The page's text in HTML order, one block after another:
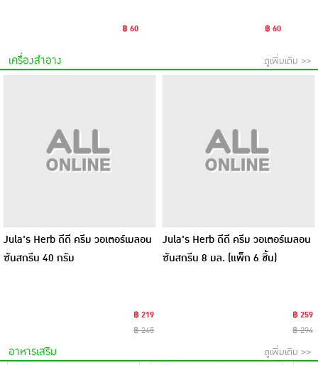
฿ 60 ฿ 60
เครื่องสำอาง ดูเพิ่มเติม >>
Jula's Herb ดีดี ครีม วอเตอร์เมลอน
ซันสกรีน 40 กรัม
฿ 219
฿ 245
Jula's Herb ดีดี ครีม วอเตอร์เมลอน
ซันสกรีน 8 มล. (แพ็ก 6 ชิ้น)
฿ 259
฿ 294
อาหารเสริม ดูเพิ่มเติม >>